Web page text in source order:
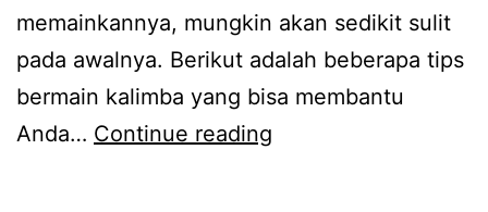
memainkannya, mungkin akan sedikit sulit
pada awalnya. Berikut adalah beberapa tips
bermain kalimba yang bisa membantu
Anda… Continue reading